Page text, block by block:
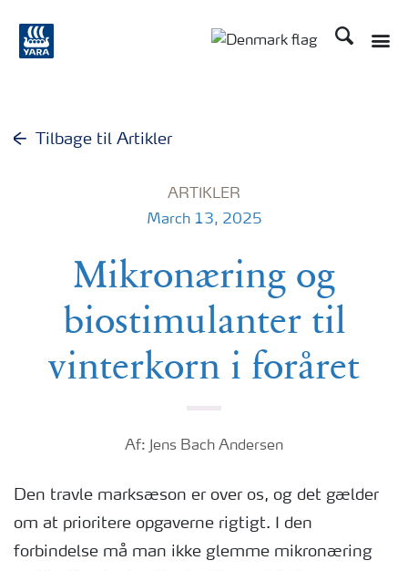
Søg
Tilbage til Artikler
ARTIKLER
March 13, 2025
Mikronæring og
biostimulanter til
vinterkorn i foråret
Af: Jens Bach Andersen
Den travle marksæson er over os, og det gælder
om at prioritere opgaverne rigtigt. I den
forbindelse må man ikke glemme mikronæring